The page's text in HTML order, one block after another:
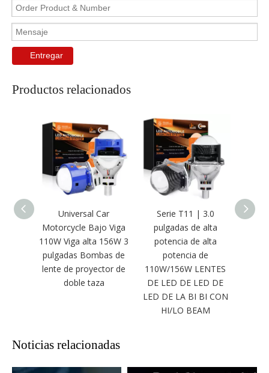
Entregar
Productos relacionados
Universal Car
Motorcycle Bajo Viga
110W Viga alta 156W 3
pulgadas Bombas de
lente de proyector de
doble taza
Serie T11 | 3.0
pulgadas de alta
potencia de alta
potencia de
110W/156W LENTES
DE LED DE LED DE
LED DE LA BI BI CON
HI/LO BEAM
Noticias relacionadas